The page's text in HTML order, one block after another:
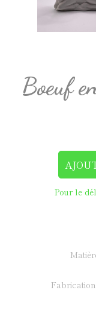
Boeuf
Pour le